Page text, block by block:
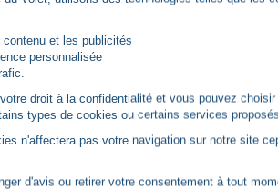
contenu et les publicités
personnalisée
droit à la confidentialité et vous pouvez
types de cookies ou certains services
n'affectera pas votre navigation sur notre site
d'avis ou retirer votre consentement à tout